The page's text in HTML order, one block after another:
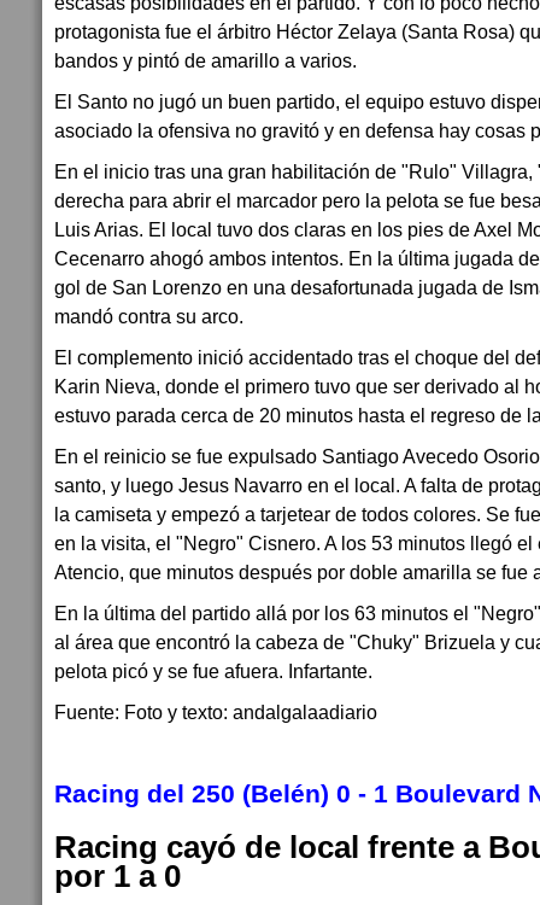
protagonista fue el árbitro Héctor Zelaya (Santa Rosa)
bandos y pintó de amarillo a varios.
El Santo no jugó un buen partido, el equipo estuvo
asociado la ofensiva no gravitó y en defensa hay cosas
En el inicio tras una gran habilitación de "Rulo" Villagra,
derecha para abrir el marcador pero la pelota se fue
Luis Arias. El local tuvo dos claras en los pies de Axel
Cecenarro ahogó ambos intentos. En la última jugada
gol de San Lorenzo en una desafortunada jugada de
mandó contra su arco.
El complemento inició accidentado tras el choque del
Karin Nieva, donde el primero tuvo que ser derivado al
estuvo parada cerca de 20 minutos hasta el regreso de
En el reinicio se fue expulsado Santiago Avecedo
santo, y luego Jesus Navarro en el local. A falta de
la camiseta y empezó a tarjetear de todos colores. Se
en la visita, el "Negro" Cisnero. A los 53 minutos llegó el
Atencio, que minutos después por doble amarilla se fue
En la última del partido allá por los 63 minutos el
al área que encontró la cabeza de "Chuky" Brizuela y
pelota picó y se fue afuera. Infartante.
Fuente: Foto y texto: andalgalaadiario
Racing del 250 (Belén) 0 - 1 Boulevard
Racing cayó de local frente a
por 1 a 0